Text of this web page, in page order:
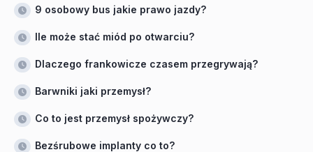
9 osobowy bus jakie prawo jazdy?
Ile może stać miód po otwarciu?
Dlaczego frankowicze czasem przegrywają?
Barwniki jaki przemysł?
Co to jest przemysł spożywczy?
Bezśrubowe implanty co to?